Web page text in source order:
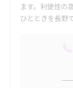
ます。利便性の
ひとときを長野